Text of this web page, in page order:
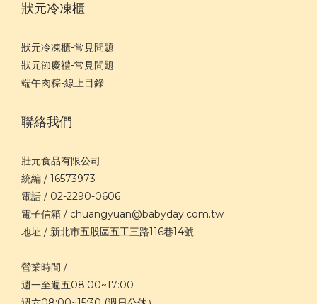
狀元冷凍櫃
狀元冷凍櫃-常見問題
狀元節慶禮-常見問題
端午肉粽-線上目錄
聯絡我們
壯元食品有限公司
統編 / 16573973
電話 / 02-2290-0606
電子信箱 / chuangyuan@babyday.com.tw
地址 / 新北市五股區五工三路116巷14號
營業時間 /
週一至週五08:00~17:00